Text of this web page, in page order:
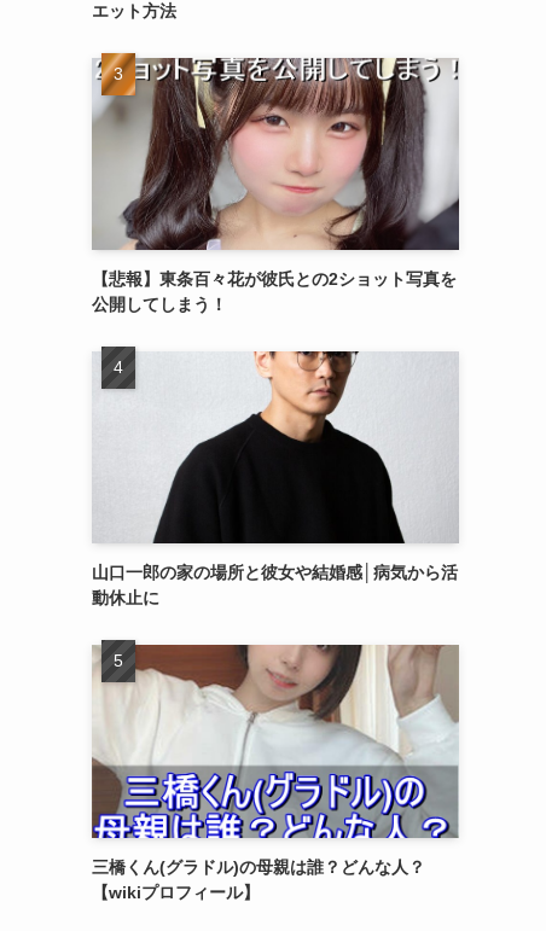
エット方法
【悲報】東条百々花が彼氏との2ショット写真を
公開してしまう！
山口一郎の家の場所と彼女や結婚感│病気から活
動休止に
三橋くん(グラドル)の母親は誰？どんな人？
【wikiプロフィール】